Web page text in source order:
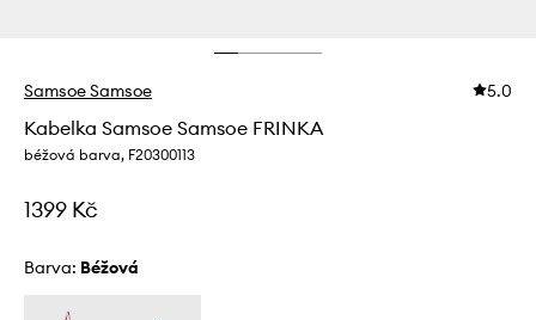
Samsoe Samsoe 5.0
Kabelka Samsoe Samsoe FRINKA
béžová barva, F20300113
1399 Kč
Barva: béžová